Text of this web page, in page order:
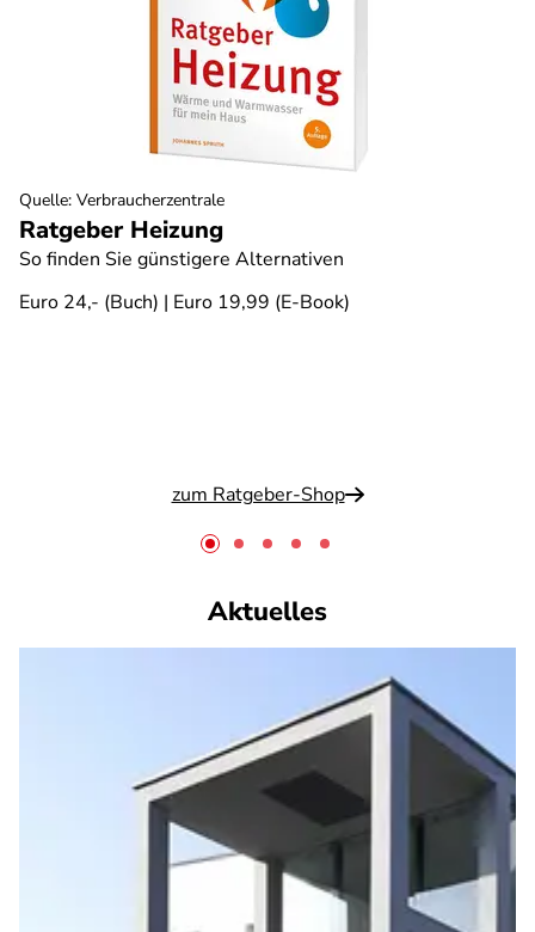
Ratgeber Heizung
So finden Sie günstigere Alternativen
Euro 24,- (Buch) | Euro 19,99 (E-Book)
zum Ratgeber-Shop
Quelle: Verbraucherzentrale
Aktuelles